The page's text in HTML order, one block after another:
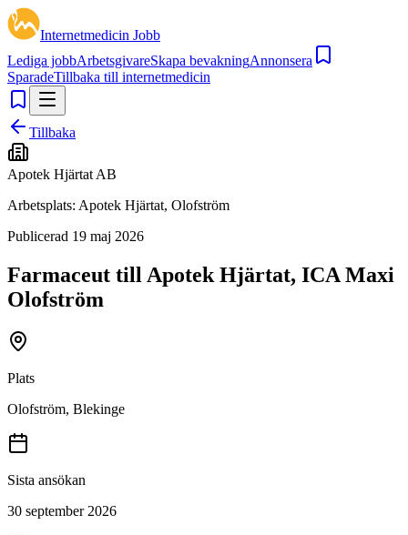
Internetmedicin Jobb
Lediga jobbArbetsgivareSkapa bevakningAnnonsera
SparadeTillbaka till internetmedicin
Tillbaka
Apotek Hjärtat AB
Arbetsplats: Apotek Hjärtat, Olofström
Publicerad 19 maj 2026
Farmaceut till Apotek Hjärtat, ICA Maxi
Olofström
Plats
Olofström, Blekinge
Sista ansökan
30 september 2026